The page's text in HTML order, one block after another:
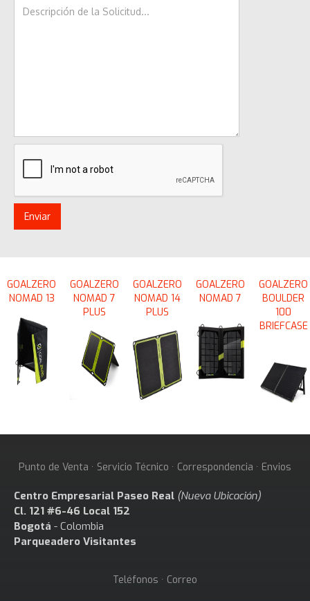
GOALZERO
NOMAD 13
GOALZERO
NOMAD 7
PLUS
GOALZERO
NOMAD 14
PLUS
GOALZERO
NOMAD 7
GOALZERO
BOULDER
100
BRIEFCASE
Punto de Venta · Servicio Técnico · Correspondencia · Envios
Centro Empresarial Paseo Real (Nueva Ubicación)
Cl. 121 #6-46 Local 152
Bogotá - Colombia
Parqueadero Visitantes
Teléfonos · Correo